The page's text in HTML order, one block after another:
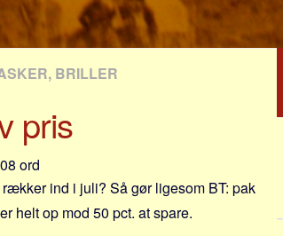
BRILLER
pris
ord
ind i juli? Så gør ligesom BT: pak
helt op mod 50 pct. at spare.